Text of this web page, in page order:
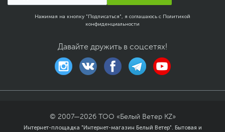
Нажимая на кнопку "Подписаться", я соглашаюсь с Политикой
конфиденциальности
Давайте дружить в соцсетях!
© 2007—2026
ТОО «Белый Ветер KZ»
Интернет-площадка "Интернет-магазин Белый Ветер". Бытовая и